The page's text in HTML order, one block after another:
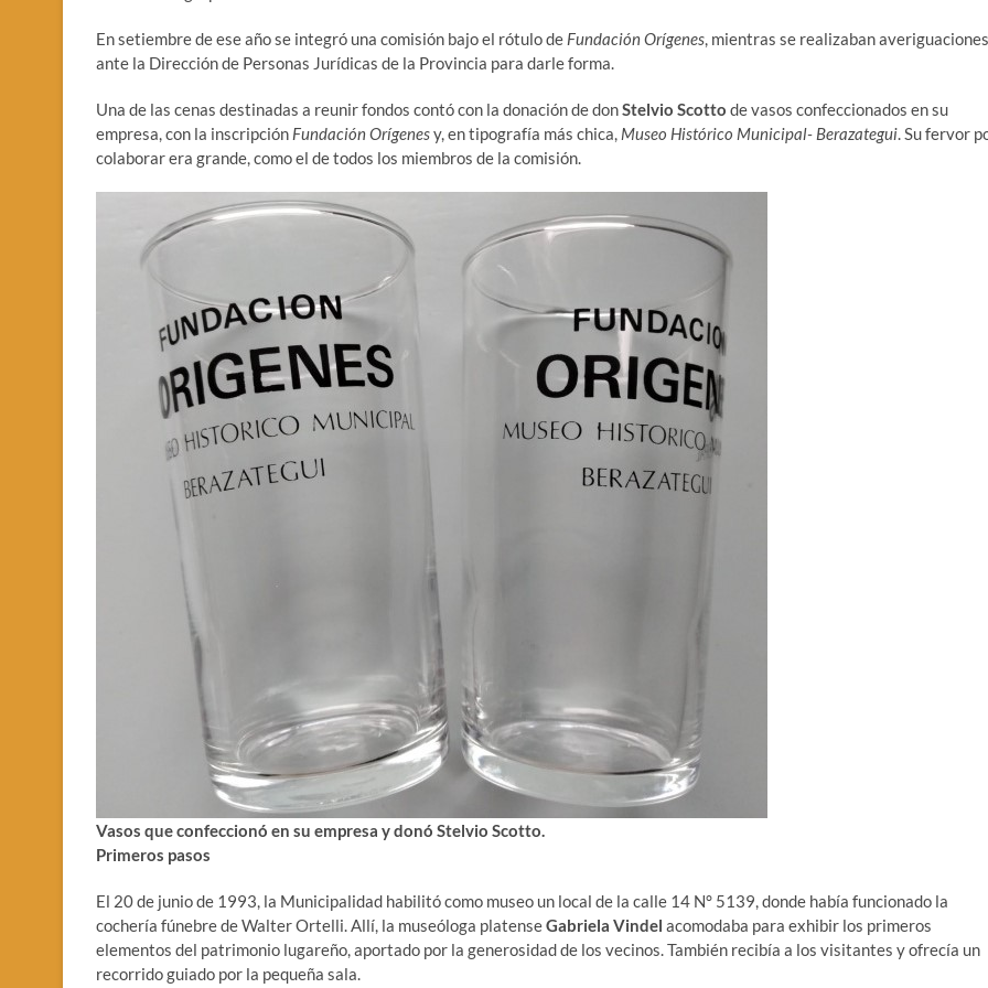
En setiembre de ese año se integró una comisión bajo el rótulo de Fundación Orígenes, mientras se realizaban averiguaciones
ante la Dirección de Personas Jurídicas de la Provincia para darle forma.
Una de las cenas destinadas a reunir fondos contó con la donación de donStelvio Scotto de vasos confeccionados en su
empresa, con la inscripción Fundación Orígenesy, en tipografía más chica, Museo Histórico Municipal- Berazategui. Su fervor
colaborar era grande, como el de todos los miembros de la comisión.
Vasos que confeccionó en su empresa y donó Stelvio Scotto.
Primeros pasos
El 20 de junio de 1993, la Municipalidad habilitó como museo un local de la calle 14 N° 5139, donde había funcionado la
cochería fúnebre de Walter Ortelli. Allí, la museóloga platenseGabriela Vindel acomodaba para exhibir los primeros
elementos del patrimonio lugareño, aportado por la generosidad de los vecinos. También recibía a los visitantes y ofrecía un
recorrido guiado por la pequeña sala.